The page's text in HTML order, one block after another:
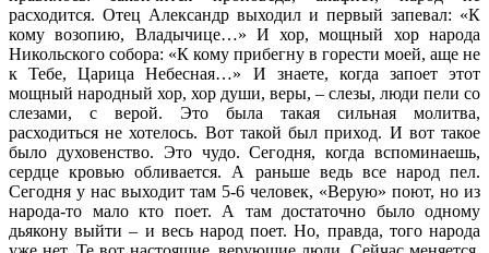
расходится. Отец Александр выходил и первый запевал: «К
кому возопию, Владычице…» И хор, мощный хор народа
Никольского собора: «К кому прибегну в горести моей, аще не
к Тебе, Царица Небесная…» И знаете, когда запоет этот
мощный народный хор, хор души, веры, – слезы, люди пели со
слезами, с верой. Это была такая сильная молитва,
расходиться не хотелось. Вот такой был приход. И вот такое
было духовенство. Это чудо. Сегодня, когда вспоминаешь,
сердце кровью обливается. А раньше ведь все народ пел.
Сегодня у нас выходит там 5-6 человек, «Верую» поют, но из
народа-то мало кто поет. А там достаточно было одному
дьякону выйти – и весь народ поет. Но, правда, того народа